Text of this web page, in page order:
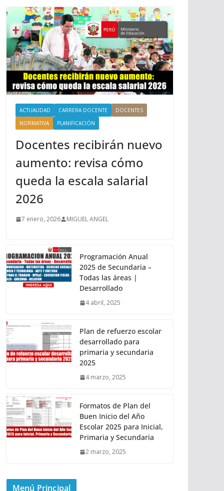
ACTUALIDAD CARRERA DOCENTE
DOCENTES
NORMATIVA
PLANIFICACIÓN
Docentes recibirán nuevo
aumento: revisa cómo
queda la escala salarial
2026
7 enero, 2026 MIGUEL ANGEL
Programación Anual
2025 de Secundaria –
Todas las áreas |
Desarrollado
4 abril, 2025
Plan de refuerzo escolar
desarrollado para
primaria y secundaria
2025
4 marzo, 2025
Formatos de Plan del
Buen Inicio del Año
Escolar 2025 para Inicial,
Primaria y Secundaria
2 marzo, 2025
Menú Principal